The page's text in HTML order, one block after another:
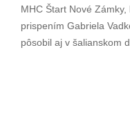
MHC Štart Nové
prispením Gabriela
pôsobil aj v šalianskom